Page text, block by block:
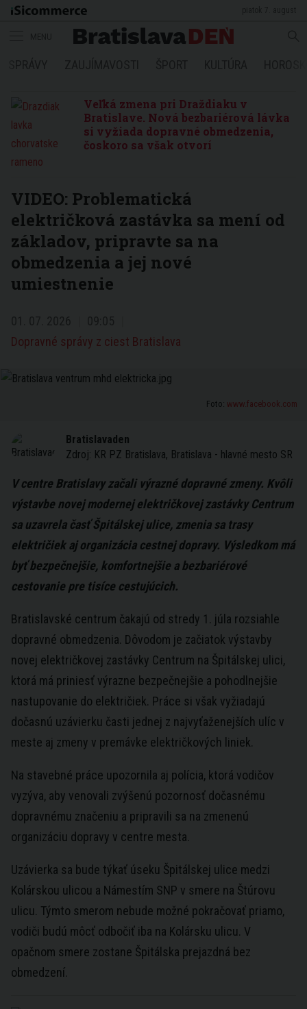
Veľká zmena pri Draždiaku v
Bratislave. Nová bezbariérová lávka
si vyžiada dopravné obmedzenia,
čoskoro sa však otvorí
VIDEO: Problematická
električková zastávka sa mení od
základov, pripravte sa na
obmedzenia a jej nové
umiestnenie
Dopravné správy z ciest Bratislava
Foto: www.facebook.com
Bratislavaden
Zdroj: KR PZ Bratislava, Bratislava - hlavné mesto SR
V centre Bratislavy začali výrazné dopravné zmeny. Kvôli
výstavbe novej modernej električkovej zastávky Centrum
sa uzavrela časť Špitálskej ulice, zmenia sa trasy
električiek aj organizácia cestnej dopravy. Výsledkom má
byť bezpečnejšie, komfortnejšie a bezbariérové
cestovanie pre tisíce cestujúcich.
Bratislavské centrum čakajú od stredy 1. júla rozsiahle
dopravné obmedzenia. Dôvodom je začiatok výstavby
novej električkovej zastávky Centrum na Špitálskej ulici,
ktorá má priniesť výrazne bezpečnejšie a pohodlnejšie
nastupovanie do električiek. Práce si však vyžiadajú
dočasnú uzávierku časti jednej z najvyťaženejších ulíc v
meste aj zmeny v premávke električkových liniek.
Na stavebné práce upozornila aj polícia, ktorá vodičov
vyzýva, aby venovali zvýšenú pozornosť dočasnému
dopravnému značeniu a pripravili sa na zmenenú
organizáciu dopravy v centre mesta.
Uzávierka sa bude týkať úseku Špitálskej ulice medzi
Kolárskou ulicou a Námestím SNP v smere na Štúrovu
ulicu. Týmto smerom nebude možné pokračovať priamo,
vodiči budú môcť odbočiť iba na Kolársku ulicu. V
opačnom smere zostane Špitálska prejazdná bez
obmedzení.